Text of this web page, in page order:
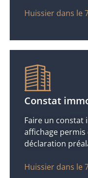
Huissier dans le
Constat
Faire un constat
affichage
déclaration
Huissier dans le